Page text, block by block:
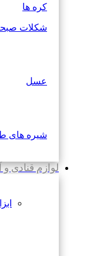
کره ها
شکلات
عسل
شیره های
لوازم قنادی و